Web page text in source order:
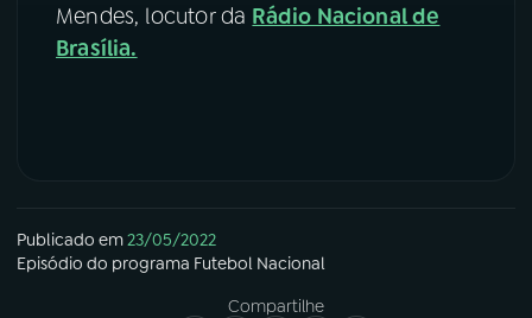
TikTok
Mendes, locutor da Rádio Nacional de
Brasília.
Publicado em23/05/2022
Episódio do programa Futebol Nacional
Compartilhe